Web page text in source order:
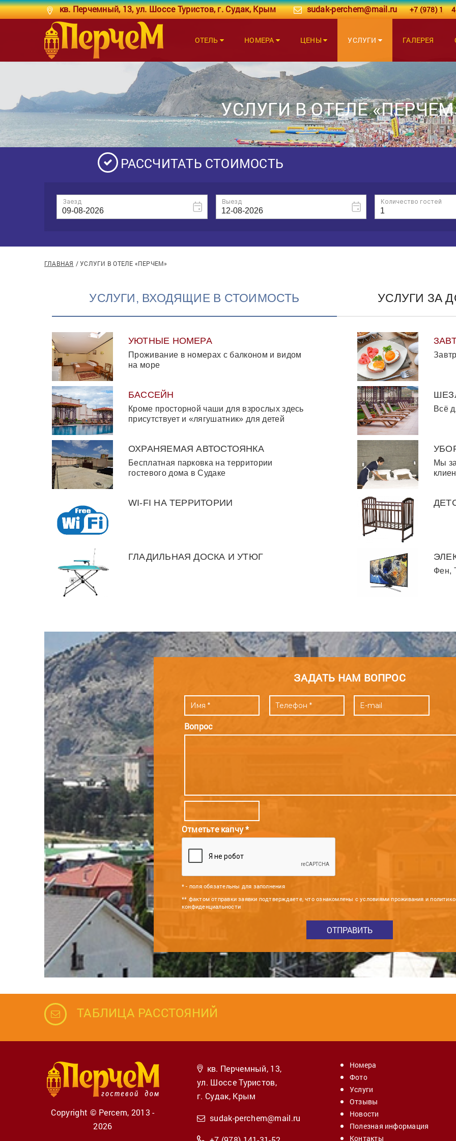
кв. Перчемный, 13, ул. Шоссе Туристов, г. Судак, Крым sudak-perchem@mail.ru +7 (978) 1
ОТЕЛЬ НОМЕРА ЦЕНЫ УСЛУГИ ГАЛЕРЕЯ
УСЛУГИ В ОТЕЛЕ
РАССЧИТАТЬ СТОИМОСТЬ
ГЛАВНАЯ УСЛУГИ В ОТЕЛЕ «ПЕРЧЕМ»
УСЛУГИ, ВХОДЯЩИЕ В СТОИМОСТЬ УСЛУГИ ЗА
УЮТНЫЕ НОМЕРА
Проживание в номерах с балконом и видом
на море
БАССЕЙН
Кроме просторной чаши для взрослых здесь
присутствует и «лягушатник» для детей
Всё
ОХРАНЯЕМАЯ АВТОСТОЯНКА
Бесплатная парковка на территории
гостевого дома в Судаке
Мы
WI-FI НА ТЕРРИТОРИИ
ГЛАДИЛЬНАЯ ДОСКА И УТЮГ
Фен,
ЗАДАТЬ НАМ ВОПРОС
Вопрос
Отметьте капчу *
* - поля обязательны для заполнения
** фактом отправки заявки подтверждаете, что ознакомлены с условиями проживания и
конфиденциальности
ОТПРАВИТЬ
ТАБЛИЦА РАССТОЯНИЙ
Copyright © Percem, 2013 -
2026
кв. Перчемный, 13,
ул. Шоссе Туристов,
г. Судак, Крым
sudak-perchem@mail.ru
Номера
Фото
Услуги
Отзывы
Новости
Полезная информация
Контакты